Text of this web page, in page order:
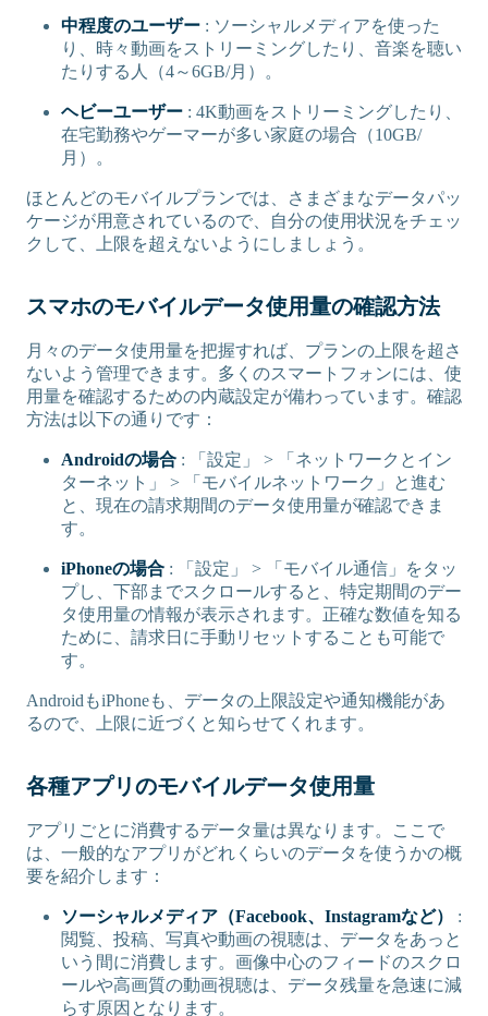
中程度のユーザー : ソーシャルメディアを使った
り、時々動画をストリーミングしたり、音楽を聴い
たりする人（4～6GB/月）。
ヘビーユーザー : 4K動画をストリーミングしたり、
在宅勤務やゲーマーが多い家庭の場合（10GB/
月）。
ほとんどのモバイルプランでは、さまざまなデータパッ
ケージが用意されているので、自分の使用状況をチェッ
クして、上限を超えないようにしましょう。
スマホのモバイルデータ使用量の確認方法
月々のデータ使用量を把握すれば、プランの上限を超さ
ないよう管理できます。多くのスマートフォンには、使
用量を確認するための内蔵設定が備わっています。確認
方法は以下の通りです：
Androidの場合 : 「設定」 > 「ネットワークとイン
ターネット」 > 「モバイルネットワーク」と進む
と、現在の請求期間のデータ使用量が確認できま
す。
iPhoneの場合 : 「設定」 > 「モバイル通信」をタッ
プし、下部までスクロールすると、特定期間のデー
タ使用量の情報が表示されます。正確な数値を知る
ために、請求日に手動リセットすることも可能で
す。
AndroidもiPhoneも、データの上限設定や通知機能があ
るので、上限に近づくと知らせてくれます。
各種アプリのモバイルデータ使用量
アプリごとに消費するデータ量は異なります。ここで
は、一般的なアプリがどれくらいのデータを使うかの概
要を紹介します：
ソーシャルメディア（Facebook、Instagramなど）
:
閲覧、投稿、写真や動画の視聴は、データをあっと
いう間に消費します。画像中心のフィードのスクロ
ールや高画質の動画視聴は、データ残量を急速に減
らす原因となります。